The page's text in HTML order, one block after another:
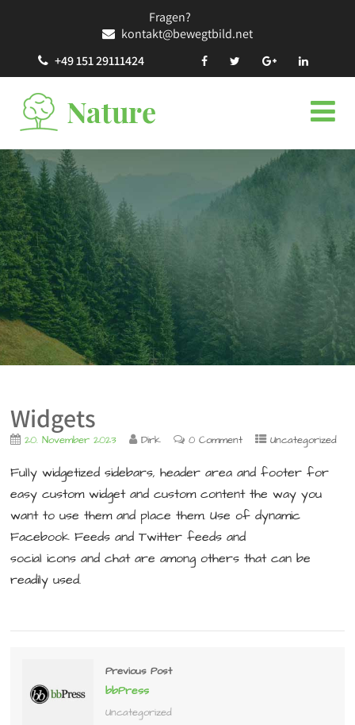
Fragen?
kontakt@bewegtbild.net
+49 151 29111424
Widgets
20. November 2023 Dirk 0 Comment Uncategorized
Fully widgetized sidebars, header area and footer for
easy custom widget and custom content the way you
want to use them and place them. Use of dynamic
Facebook Feeds and Twitter feeds and
social icons and chat are among others that can be
readily used.
Previous Post
bbPress
Uncategorized